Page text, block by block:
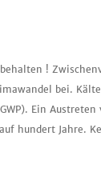
!
bei.
Ein
hundert Jahre.